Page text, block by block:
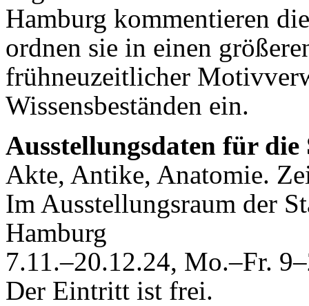
Hamburg kommentieren
ordnen sie in einen
frühneuzeitlicher
Wissensbeständen ein.
Ausstellungsdaten für die
Akte, Antike, Anatomie.
Im Ausstellungsraum der
Hamburg
7.11.–20.12.24, Mo.–Fr.
Der Eintritt ist frei.